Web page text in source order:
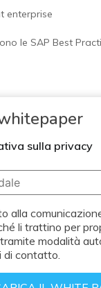
enterprise
le SAP Best
sulla privacy
alla
li trattino per
modalità
di contatto.